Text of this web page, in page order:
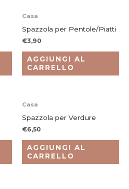
Casa
Spazzola per Pentole/Piatti
€3,90
AGGIUNGI AL
CARRELLO
Casa
Spazzola per Verdure
€6,50
AGGIUNGI AL
CARRELLO